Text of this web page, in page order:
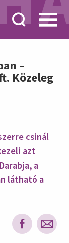
–
Közeleg
csinál
azt
a
látható a